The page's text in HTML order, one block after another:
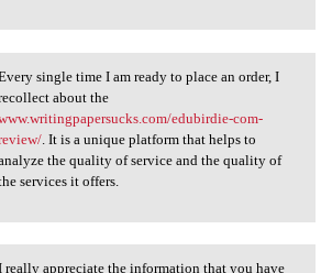
single time I am ready
single time I am ready to place an order, I
about the
edubirdie-com-
. It is a unique platform that helps to
the quality of service and the quality of
services it offers.
really appreciate the information that you have